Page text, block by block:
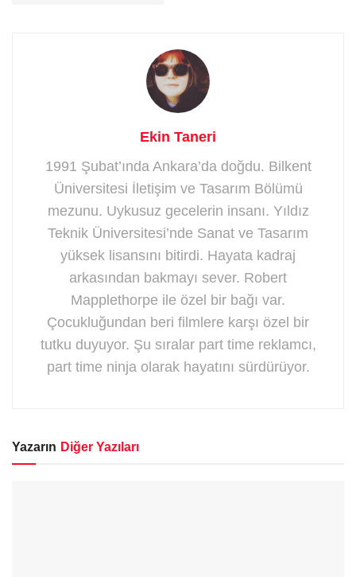
Ekin Taneri
1991 Şubat’ında Ankara’da doğdu. Bilkent
Üniversitesi İletişim ve Tasarım Bölümü
mezunu. Uykusuz gecelerin insanı. Yıldız
Teknik Üniversitesi’nde Sanat ve Tasarım
yüksek lisansını bitirdi. Hayata kadraj
arkasından bakmayı sever. Robert
Mapplethorpe ile özel bir bağı var.
Çocukluğundan beri filmlere karşı özel bir
tutku duyuyor. Şu sıralar part time reklamcı,
part time ninja olarak hayatını sürdürüyor.
Yazarın Diğer Yazıları